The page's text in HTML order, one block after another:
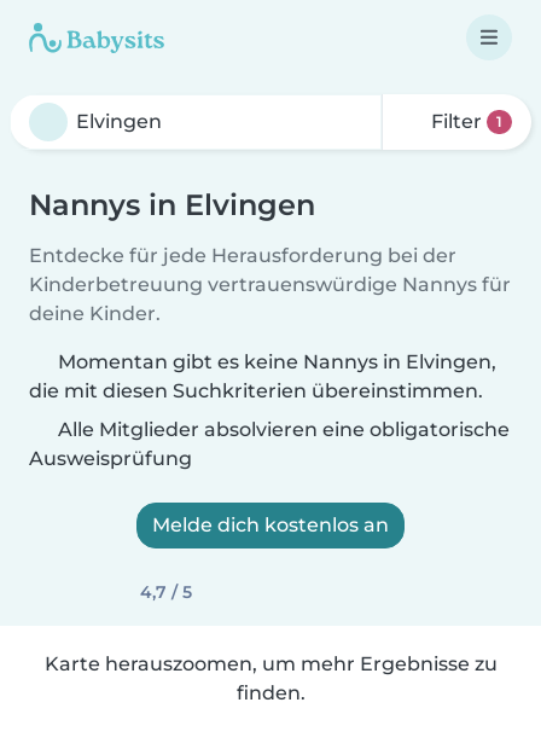
Filter 1
Nannys in Elvingen
Entdecke für jede Herausforderung bei der
Kinderbetreuung vertrauenswürdige Nannys für
deine Kinder.
Momentan gibt es keine Nannys in Elvingen,
die mit diesen Suchkriterien übereinstimmen.
Alle Mitglieder absolvieren eine obligatorische
Ausweisprüfung
Melde dich kostenlos an
4,7 / 5
Karte herauszoomen, um mehr Ergebnisse zu
finden.